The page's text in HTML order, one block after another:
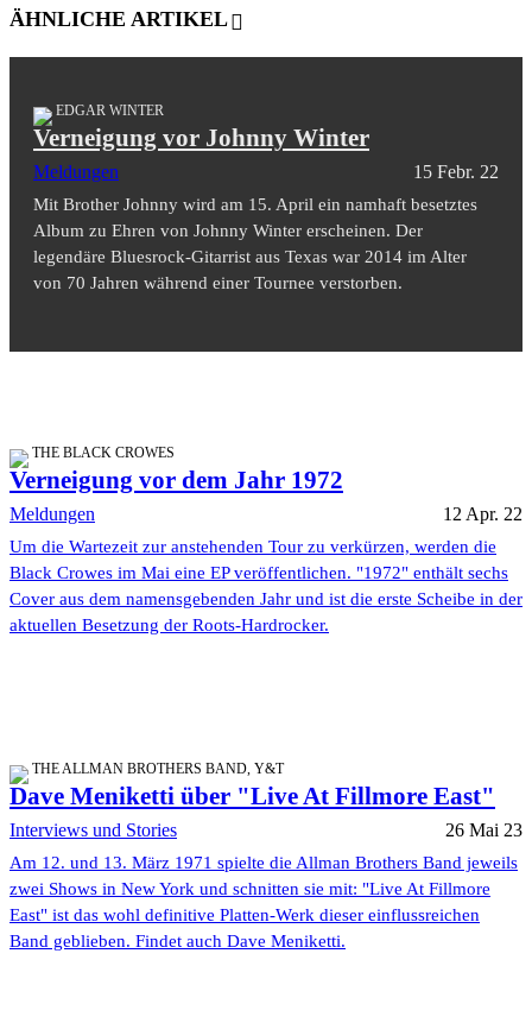
ÄHNLICHE ARTIKEL
EDGAR WINTER
Verneigung vor Johnny Winter
Meldungen 15 Febr. 22
Mit Brother Johnny wird am 15. April ein namhaft besetztes
Album zu Ehren von Johnny Winter erscheinen. Der
legendäre Bluesrock-Gitarrist aus Texas war 2014 im Alter
von 70 Jahren während einer Tournee verstorben.
THE BLACK CROWES
Verneigung vor dem Jahr 1972
Meldungen 12 Apr. 22
Um die Wartezeit zur anstehenden Tour zu verkürzen, werden die
Black Crowes im Mai eine EP veröffentlichen. "1972" enthält sechs
Cover aus dem namensgebenden Jahr und ist die erste Scheibe in der
aktuellen Besetzung der Roots-Hardrocker.
THE ALLMAN BROTHERS BAND, Y&T
Dave Meniketti über "Live At Fillmore East"
Interviews und Stories 26 Mai 23
Am 12. und 13. März 1971 spielte die Allman Brothers Band jeweils
zwei Shows in New York und schnitten sie mit: "Live At Fillmore
East" ist das wohl definitive Platten-Werk dieser einflussreichen
Band geblieben. Findet auch Dave Meniketti.